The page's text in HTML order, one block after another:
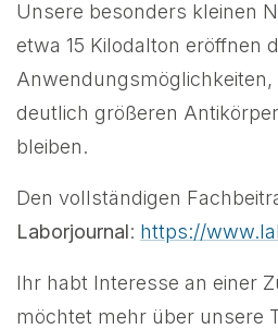
Unsere besonders kleinen
etwa 15 Kilodalton eröffnen
Anwendungsmöglichkeiten,
deutlich größeren
bleiben.
Den vollständigen
Laborjournal: https://
Ihr habt Interesse an einer
möchtet mehr über unsere